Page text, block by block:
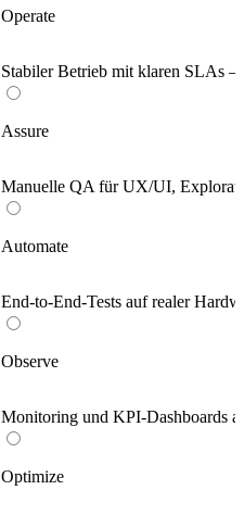
Operate
Stabiler Betrieb mit klaren SLAs –
Assure
Manuelle QA für UX/UI,
Automate
End-to-End-Tests auf realer
Observe
Monitoring und KPI-Dashboards
Optimize